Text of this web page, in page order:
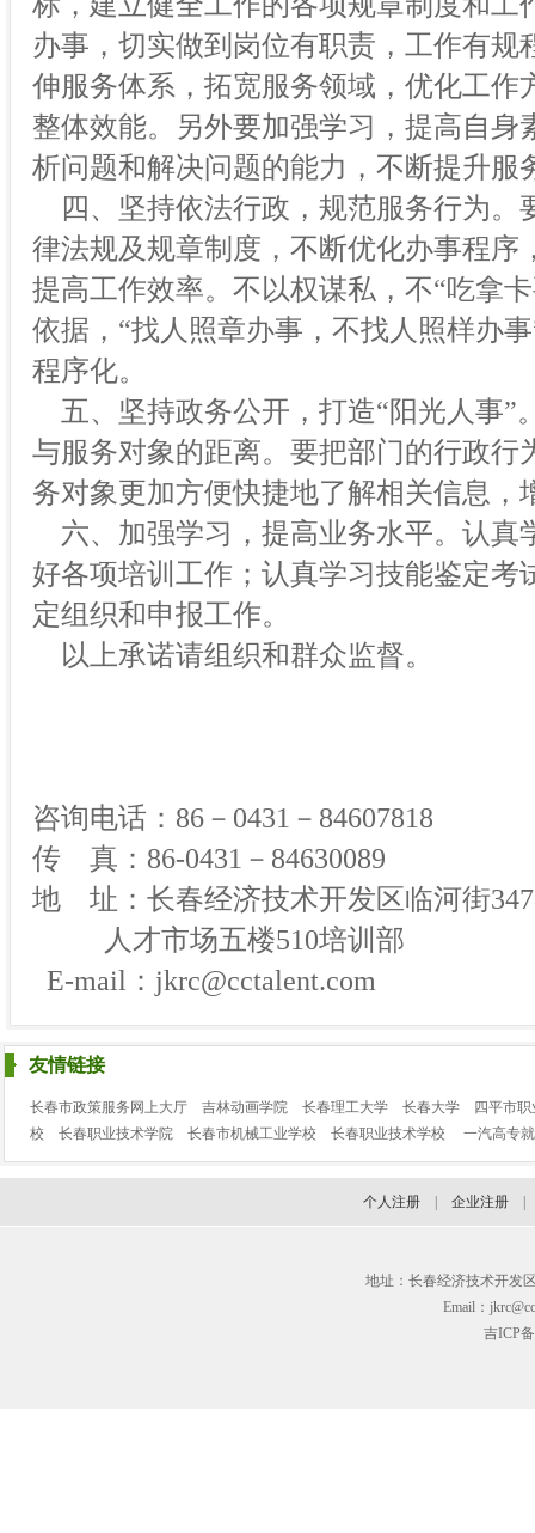
办事，切实做到岗位有职责，工作有
伸服务体系，拓宽服务领域，优化工
整体效能。另外要加强学习，提高自
析问题和解决问题的能力，不断提升服
四、坚持依法行政，规范服务行为。
律法规及规章制度，不断优化办事程
提高工作效率。不以权谋私，不“吃拿
依据，“找人照章办事，不找人照样办
程序化。
五、坚持政务公开，打造“阳光人事”
与服务对象的距离。要把部门的行政
务对象更加方便快捷地了解相关信息，
六、加强学习，提高业务水平。认真
好各项培训工作；认真学习技能鉴定
定组织和申报工作。
以上承诺请组织和群众监督。
咨询电话：86－0431－84607818
传 真：86-0431－84630089
地 址：长春经济技术开发区临河街
人才市场五楼510培训部
E-mail： jkrc@cctalent.com
友情链接
长春市政策服务网上大厅 吉林动画学院 长春理工大学 长春大学
四平市
校
长春职业技术学院 长春市机械工业学校 长春职业技术学校 一汽高专
个人注册 企业注册
地址：长春经济技术开发
Email：
吉ICP